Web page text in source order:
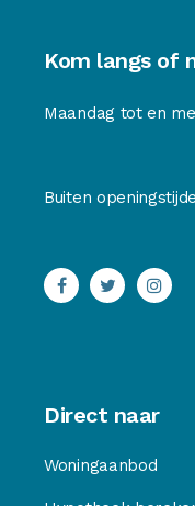
Kom langs of
Maandag tot en
Buiten
Direct naar
Woningaanbod